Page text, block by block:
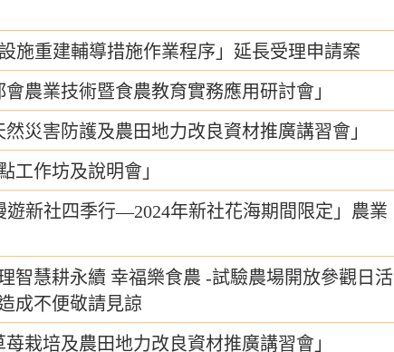
施重建輔導措施作業程序」延長受理申請案
農業技術暨食農教育實務應用研討會」
災害防護及農田地力改良資材推廣講習會」
工作坊及說明會」
新社四季行—2024年新社花海期間限定」農業
智慧耕永續 幸福樂食農 -試驗農場開放參觀日活
成不便敬請見諒
栽培及農田地力改良資材推廣講習會」